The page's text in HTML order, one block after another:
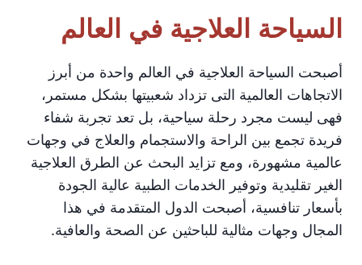
السياحة العلاجية في العالم
أصبحت السياحة العلاجية في العالم واحدة من أبرز
الاتجاهات العالمية التى تزداد شعبيتها بشكل مستمر،
فهى ليست مجرد رحلة سياحية، بل تعد تجربة شفاء
فريدة تجمع بين الراحة والاستجمام والعلاج في وجهات
عالمية مشهورة، ومع تزايد البحث عن الطرق العلاجية
الغير تقليدية وتوفير الخدمات الطبية عالية الجودة
بأسعار تنافسية، أصبحت الدول المتقدمة في هذا
المجال وجهات مثالية للباحثين عن الصحة والعافية.